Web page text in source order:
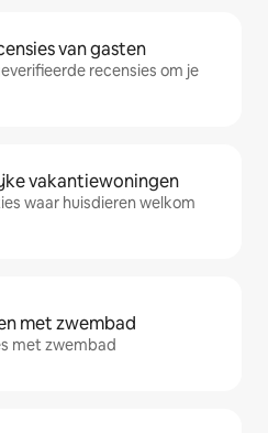
van gasten
recensies om je
vakantiewoningen
waar huisdieren welkom
met zwembad
met zwembad